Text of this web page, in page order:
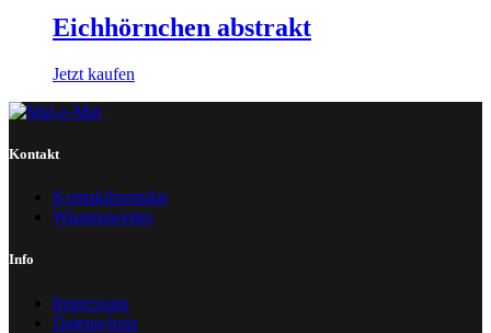
Eichhörnchen abstrakt
Jetzt kaufen
Kontakt
Kontaktformular
Wissenswertes
Info
Impressum
Datenschutz